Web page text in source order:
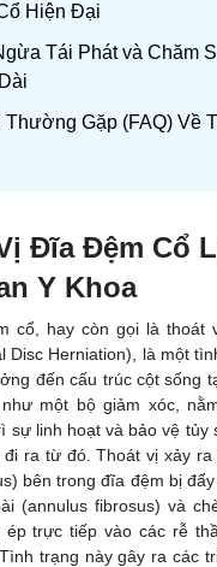
Hiện Đại
Tái Phát và Chăm
Thường Gặp (FAQ) Về
Đĩa Đệm Cổ
Y Khoa
cổ, hay còn gọi là thoát
Disc Herniation), là một
đến cấu trúc cột sống
một bộ giảm xóc,
sự linh hoạt và bảo vệ tủy
ra từ đó. Thoát vị xảy ra
bên trong đĩa đệm bị
(annulus fibrosus) và
ép trực tiếp vào các rễ
trạng này gây ra các